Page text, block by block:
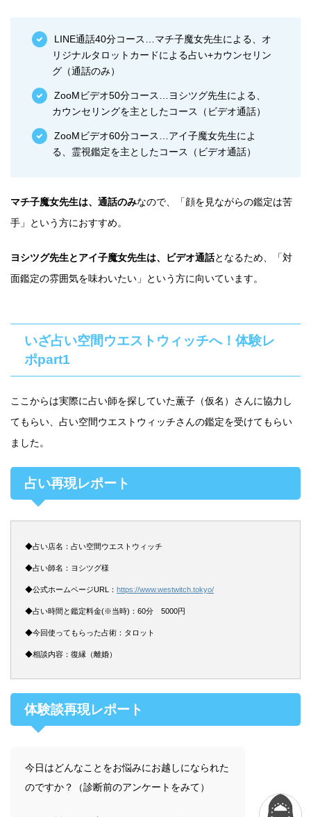
LINE通話40分コース…マチ子魔女先生による、オ
リジナルタロットカードによる占い+カウンセリン
グ（通話のみ）
ZooMビデオ50分コース…ヨシツグ先生による、
カウンセリングを主としたコース（ビデオ通話）
ZooMビデオ60分コース…アイ子魔女先生によ
る、霊視鑑定を主としたコース（ビデオ通話）
マチ子魔女先生は、通話のみなので、「顔を見ながらの鑑定は苦
手」という方におすすめ。
ヨシツグ先生とアイ子魔女先生は、ビデオ通話となるため、「対
面鑑定の雰囲気を味わいたい」という方に向いています。
いざ占い空間ウエストウィッチへ！体験レ
ポpart1
ここからは実際に占い師を探していた薫子（仮名）さんに協力し
てもらい、占い空間ウエストウィッチさんの鑑定を受けてもらい
ました。
占い再現レポート
◆占い店名：占い空間ウエストウィッチ
◆占い師名：ヨシツグ様
◆公式ホームページURL： https://www.westwitch.tokyo/
◆占い時間と鑑定料金(※当時)：60分 5000円
◆今回使ってもらった占術：タロット
◆相談内容：復縁（離婚）
体験談再現レポート
今日はどんなことをお悩みにお越しになられた
のですか？（診断前のアンケートをみて）